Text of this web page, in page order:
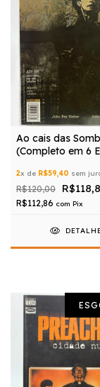
Ao cais das
(Completo em 6
2x de R$59,40 sem
R$120,00
R$112,86 com Pix